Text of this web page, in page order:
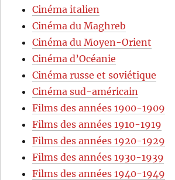
Cinéma italien
Cinéma du Maghreb
Cinéma du Moyen-Orient
Cinéma d’Océanie
Cinéma russe et soviétique
Cinéma sud-américain
Films des années 1900-1909
Films des années 1910-1919
Films des années 1920-1929
Films des années 1930-1939
Films des années 1940-1949